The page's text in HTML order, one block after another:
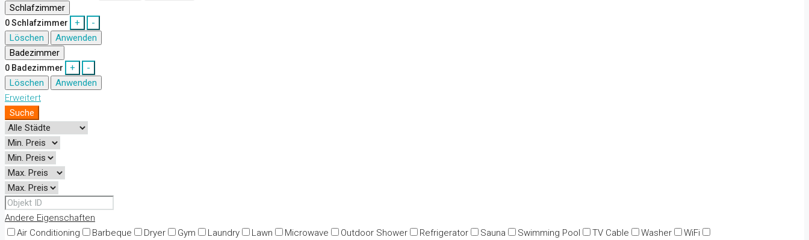
Schlafzimmer
0Schlafzimmer +
-
Löschen
Anwenden
Badezimmer
0 Badezimmer +
-
Löschen
Anwenden
Erweitert
Suche
Andere Eigenschaften
Air Conditioning
Barbeque Dryer Gym Laundry Lawn Microwave Outdoor Shower Refrigerator Sauna Swimming Pool TV Cable Washer
WiFi